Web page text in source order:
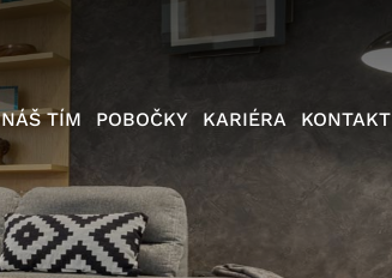
NÁŠ TÍM POBOČKY KARIÉRA KONTAKT